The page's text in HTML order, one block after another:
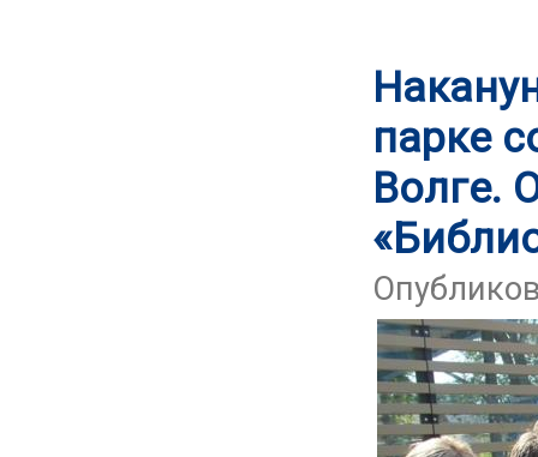
парке
Волге.